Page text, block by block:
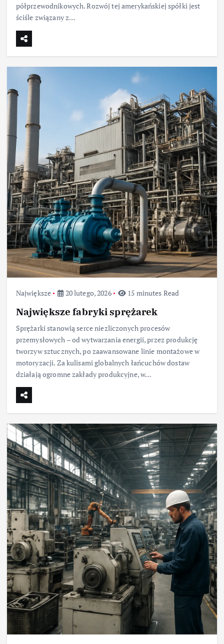
półprzewodnikowych. Rozwój tej amerykańskiej spółki jest
ściśle związany z…
Największe 20 lutego, 2026 15 minutes Read
Największe fabryki sprężarek
Sprężarki stanowią serce niezliczonych procesów
przemysłowych – od wytwarzania energii, przez produkcję
tworzyw sztucznych, po zaawansowane linie montażowe w
motoryzacji. Za kulisami globalnych łańcuchów dostaw
działają ogromne zakłady produkcyjne, w…